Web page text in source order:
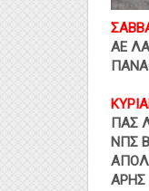
ΑΕ
ΠΑΣ
ΝΠΣ
ΑΡΗΣ